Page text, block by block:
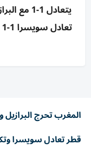
يتعادل
المغرب تحرج
قطر تعادل سويسرا